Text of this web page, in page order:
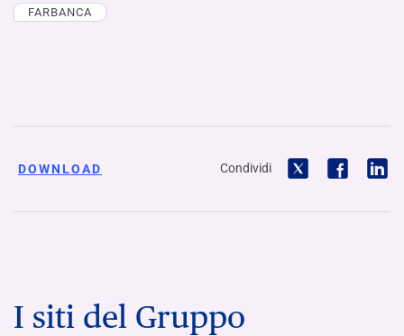
FARBANCA
DOWNLOAD Condividi
I siti del Gruppo